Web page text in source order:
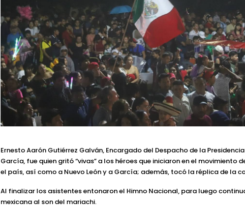
Ernesto Aarón Gutiérrez Galván, Encargado del Despacho de la
García, fue quien gritó “vivas” a los héroes que iniciaron en el movimiento
el país, así como a Nuevo León y a García; además, tocó la réplica de la
Al finalizar los asistentes entonaron el Himno Nacional, para luego
mexicana al son del mariachi.